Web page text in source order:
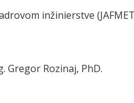
inžinierstve
Rozinaj, PhD.